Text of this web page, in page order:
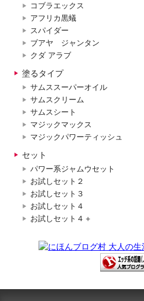
コブラエックス
アフリカ黒蟻
スパイダー
ブアヤ ジャンタン
クダ アラブ
塗るタイプ
サムススーパーオイル
サムスクリーム
サムスシート
マジックマックス
マジックパワーティッシュ
セット
パワー系ジャムウセット
お試しセット２
お試しセット３
お試しセット４
お試しセット４＋